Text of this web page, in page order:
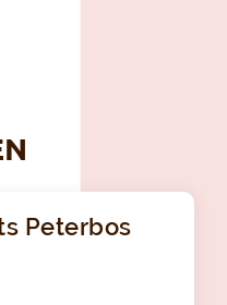
Peterbos